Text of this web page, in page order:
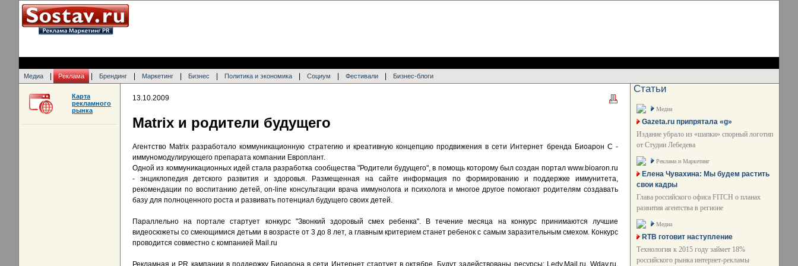
Медиа Реклама Брендинг Маркетинг Бизнес Политика и экономика Социум Фестивали Бизнес-блоги
13.10.2009
Matrix и родители будущего
Агентство Matrix разработало коммуникационную стратегию и креативную концепцию продвижения в сети Интернет бренда Биоарон С -
иммуномодулирующего препарата компании Европлант.
Одной из коммуникационных идей стала разработка сообщества "Родители будущего", в помощь которому был создан портал www.bioaron.ru
- энциклопедия детского развития и здоровья. Размещенная на сайте информация по формированию и поддержке иммунитета,
рекомендации по воспитанию детей, on-line консультации врача иммунолога и психолога и многое другое помогают родителям создавать
базу для полноценного роста и развивать потенциал будущего своих детей.
Параллельно на портале стартует конкурс "Звонкий здоровый смех ребенка". В течение месяца на конкурс принимаются лучшие
видеосюжеты со смеющимися детьми в возрасте от 3 до 8 лет, а главным критерием станет ребенок с самым заразительным смехом. Конкурс
проводится совместно с компанией Mail.ru
Рекламная и PR кампании в поддержку Биоарона в сети Интернет стартует в октябре. Будут задействованы ресурсы: Ledy.Mail.ru, Wday.ru,
Карта
рекламного
рынка
Статьи
Медиа
Gazeta.ru припрятала «g»
Издание убрало из «шапки» спорный логотип
от Студии Лебедева
Реклама и Маркетинг
Елена Чувахина: Мы будем растить
свои кадры
Глава российского офиса FITCH о планах
развития агентства в регионе
Медиа
RTB готовит наступление
Технология к 2015 году займет 18%
российского рынка интернет-рекламы